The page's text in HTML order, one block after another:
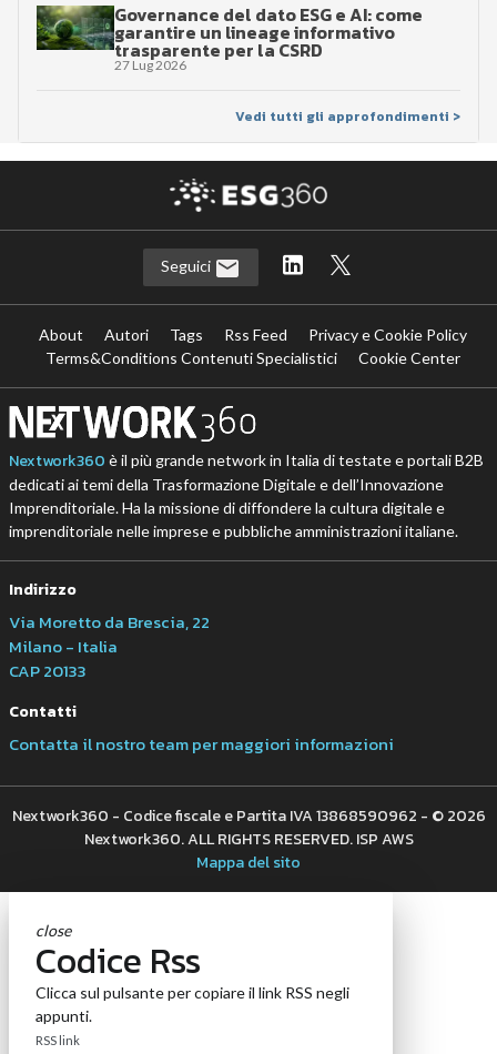
Governance del dato ESG e AI: come
garantire un lineage informativo
trasparente per la CSRD
27 Lug 2026
Vedi tutti gli approfondimenti >
Seguici
About Autori Tags Rss Feed
Privacy e Cookie Policy
Terms&Conditions Contenuti Specialistici
Cookie Center
Nextwork360 è il più grande network in Italia di testate e portali B2B
dedicati ai temi della Trasformazione Digitale e dell’Innovazione
Imprenditoriale. Ha la missione di diffondere la cultura digitale e
imprenditoriale nelle imprese e pubbliche amministrazioni italiane.
Indirizzo
Via Moretto da Brescia, 22
Milano - Italia
CAP 20133
Contatti
Contatta il nostro team per maggiori informazioni
Nextwork360 - Codice fiscale e Partita IVA 13868590962 - © 2026
Nextwork360. ALL RIGHTS RESERVED. ISP AWS
Mappa del sito
close
Codice Rss
Clicca sul pulsante per copiare il link RSS negli
appunti.
RSS link